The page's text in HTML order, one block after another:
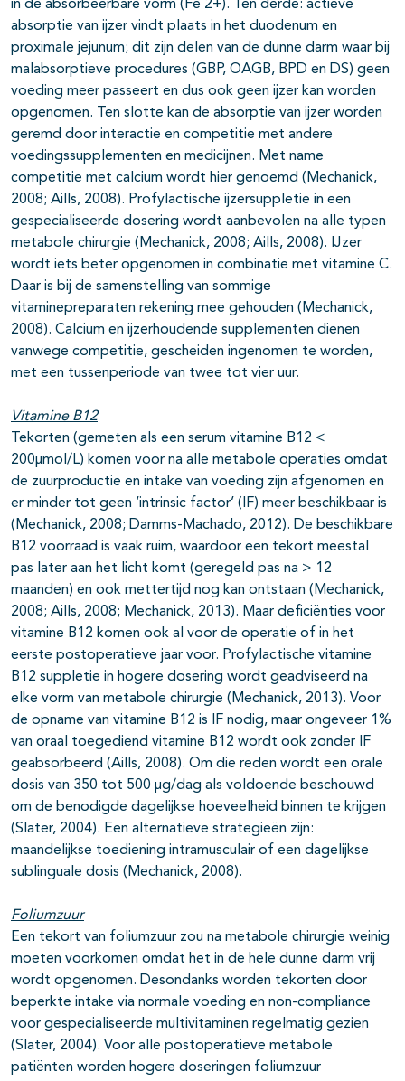
in de absorbeerbare vorm (Fe 2+). Ten derde: actieve
absorptie van ijzer vindt plaats in het duodenum en
proximale jejunum; dit zijn delen van de dunne darm waar bij
malabsorptieve procedures (GBP, OAGB, BPD en DS) geen
voeding meer passeert en dus ook geen ijzer kan worden
opgenomen. Ten slotte kan de absorptie van ijzer worden
geremd door interactie en competitie met andere
voedingssupplementen en medicijnen. Met name
competitie met calcium wordt hier genoemd (Mechanick,
2008; Aills, 2008). Profylactische ijzersuppletie in een
gespecialiseerde dosering wordt aanbevolen na alle typen
metabole chirurgie (Mechanick, 2008; Aills, 2008). IJzer
wordt iets beter opgenomen in combinatie met vitamine C.
Daar is bij de samenstelling van sommige
vitaminepreparaten rekening mee gehouden (Mechanick,
2008). Calcium en ijzerhoudende supplementen dienen
vanwege competitie, gescheiden ingenomen te worden,
met een tussenperiode van twee tot vier uur.
Vitamine B12
Tekorten (gemeten als een serum vitamine B12 <
200µmol/L) komen voor na alle metabole operaties omdat
de zuurproductie en intake van voeding zijn afgenomen en
er minder tot geen ‘intrinsic factor’ (IF) meer beschikbaar is
(Mechanick, 2008; Damms-Machado, 2012). De beschikbare
B12 voorraad is vaak ruim, waardoor een tekort meestal
pas later aan het licht komt (geregeld pas na > 12
maanden) en ook mettertijd nog kan ontstaan (Mechanick,
2008; Aills, 2008; Mechanick, 2013). Maar deficiënties voor
vitamine B12 komen ook al voor de operatie of in het
eerste postoperatieve jaar voor. Profylactische vitamine
B12 suppletie in hogere dosering wordt geadviseerd na
elke vorm van metabole chirurgie (Mechanick, 2013). Voor
de opname van vitamine B12 is IF nodig, maar ongeveer 1%
van oraal toegediend vitamine B12 wordt ook zonder IF
geabsorbeerd (Aills, 2008). Om die reden wordt een orale
dosis van 350 tot 500 μg/dag als voldoende beschouwd
om de benodigde dagelijkse hoeveelheid binnen te krijgen
(Slater, 2004). Een alternatieve strategieën zijn:
maandelijkse toediening intramusculair of een dagelijkse
sublinguale dosis (Mechanick, 2008).
Foliumzuur
Een tekort van foliumzuur zou na metabole chirurgie weinig
moeten voorkomen omdat het in de hele dunne darm vrij
wordt opgenomen. Desondanks worden tekorten door
beperkte intake via normale voeding en non-compliance
voor gespecialiseerde multivitaminen regelmatig gezien
(Slater, 2004). Voor alle postoperatieve metabole
patiënten worden hogere doseringen foliumzuur